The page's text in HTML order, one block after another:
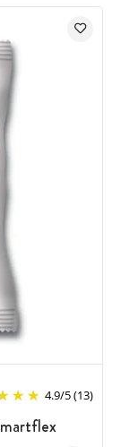
4.9/5(13)